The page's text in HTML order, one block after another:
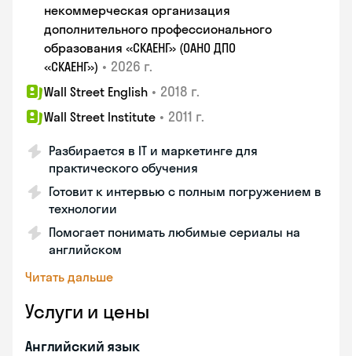
некоммерческая организация
дополнительного профессионального
образования «СКАЕНГ» (ОАНО ДПО
«СКАЕНГ») • 2026 г.
Wall Street English • 2018 г.
Wall Street Institute • 2011 г.
Разбирается в IT и маркетинге для
практического обучения
Готовит к интервью с полным погружением в
технологии
Помогает понимать любимые сериалы на
английском
Читать дальше
Услуги и цены
Английский язык